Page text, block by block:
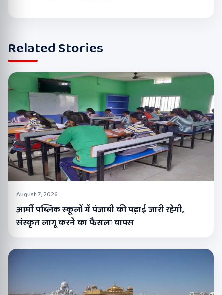
Related Stories
August 7, 2026
आर्मी पब्लिक स्कूलों में पंजाबी की पढ़ाई जारी रहेगी,
संस्कृत लागू करने का फैसला वापस